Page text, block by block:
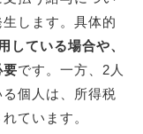
します。具体的
している場合や、
要です。一方、2人
個人は、所得税
ています。